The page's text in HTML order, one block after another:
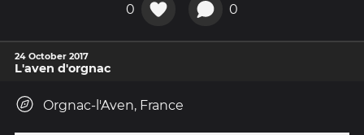
0 0
24 October 2017
L'aven d'orgnac
Orgnac-l'Aven, France